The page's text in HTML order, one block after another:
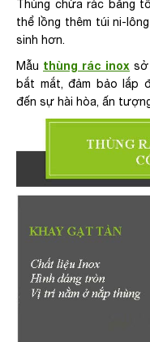
Thùng chứa rác bằng
thể lồng thêm túi ni-
sinh hơn.
Mẫu thùng rác inox sở
bắt mắt, đảm bảo lắp
đến sự hài hòa, ấn